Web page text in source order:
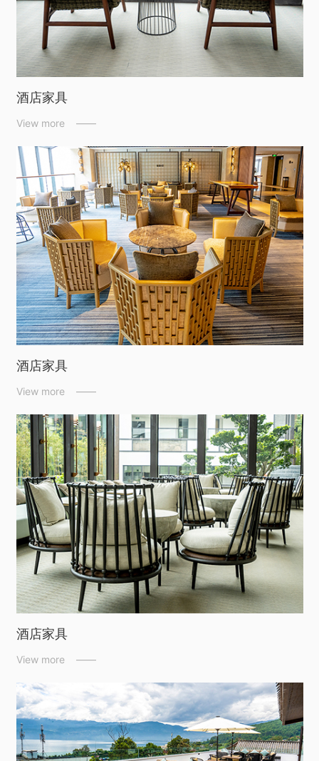
酒店家具
View more ——
酒店家具
View more ——
酒店家具
View more ——